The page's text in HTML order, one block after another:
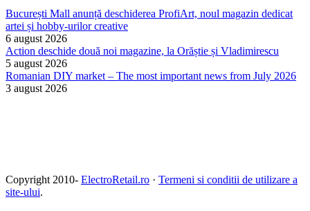
București Mall anunță deschiderea ProfiArt, noul magazin dedicat
artei și hobby-urilor creative
6 august 2026
Action deschide două noi magazine, la Orăștie și Vladimirescu
5 august 2026
Romanian DIY market – The most important news from July 2026
3 august 2026
Copyright 2010- ElectroRetail.ro · Termeni si conditii de utilizare a
site-ului.